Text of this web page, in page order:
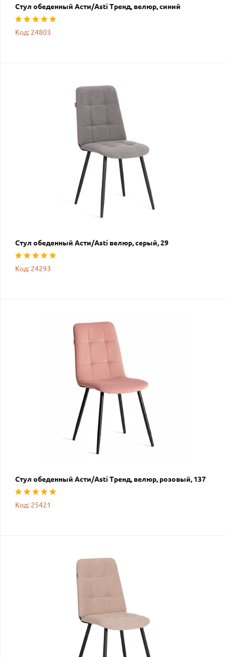
Стул обеденный Асти/Asti Тренд, велюр, синий
Код: 24803
Стул обеденный Асти/Asti велюр, серый, 29
Код: 24293
Стул обеденный Асти/Asti Тренд, велюр, розовый, 137
Код: 25421